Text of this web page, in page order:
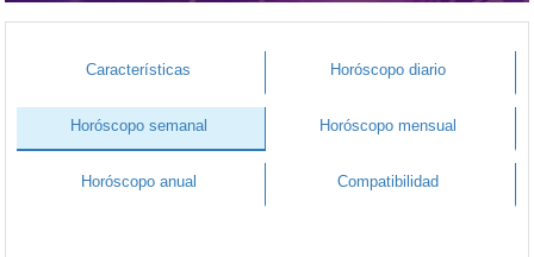
Características Horóscopo diario
Horóscopo semanal Horóscopo mensual
Horóscopo anual Compatibilidad